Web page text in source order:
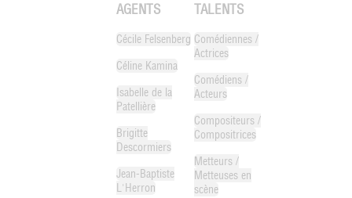
AGENTS
Cécile Felsenberg
Céline Kamina
Isabelle de la
Patellière
Brigitte
Descormiers
Jean-Baptiste
L'Herron
TALENTS
Comédiennes /
Actrices
Comédiens /
Acteurs
Compositeurs /
Compositrices
Metteurs /
Metteuses en
scène